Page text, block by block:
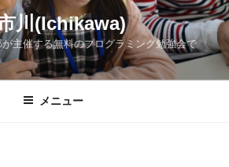
川(Ichikawa)
主催する無料のプログラミング勉強会で
メニュー